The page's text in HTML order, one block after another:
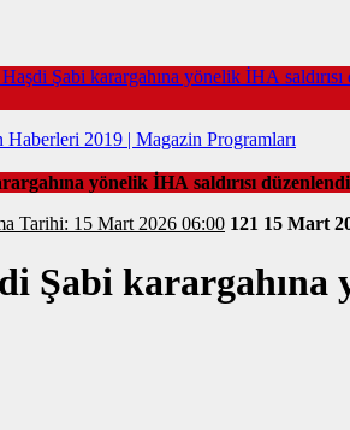
Şabi karargahına yönelik İHA saldırısı
2019 | Magazin Programları
yönelik İHA saldırısı düzenlendi
Yayınlanma Tarihi: 15 Mart 2026 06:00 121 15 Mart
Şabi karargahına